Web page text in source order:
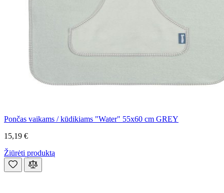
Pončas vaikams / kūdikiams "Water" 55x60 cm GREY
15,19 €
Žiūrėti produktą